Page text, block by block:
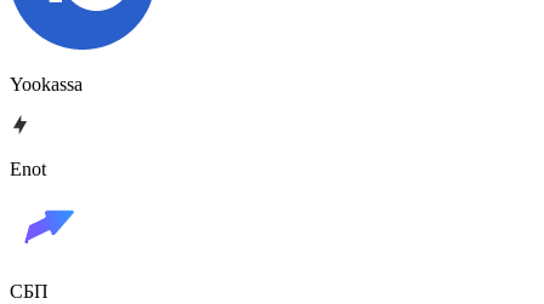
Yookassa
Enot
СБП